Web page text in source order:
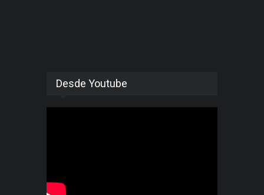
Desde Youtube